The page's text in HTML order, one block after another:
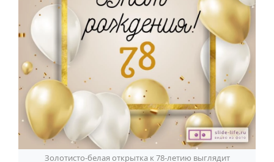
Золотисто-белая открытка к 78-летию выглядит